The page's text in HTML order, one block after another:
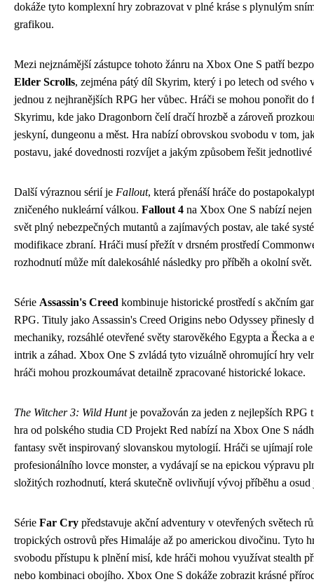
dokáže tyto komplexní hry zobrazovat v plné kráse s plynulým
grafikou.
Mezi nejznámější zástupce tohoto žánru na Xbox One S patří
Elder Scrolls, zejména pátý díl Skyrim, který i po letech od svého
jednou z nejhranějších RPG her vůbec. Hráči se mohou ponořit do
Skyrimu, kde jako Dragonborn čelí dračí hrozbě a zároveň
jeskyní, dungeonu a měst. Hra nabízí obrovskou svobodu v tom,
postavu, jaké dovednosti rozvíjet a jakým způsobem řešit
Další výraznou sérií je Fallout, která přenáší hráče do
zničeného nukleární válkou. Fallout 4 na Xbox One S nabízí
svět plný nebezpečných mutantů a zajímavých postav, ale také
modifikace zbraní. Hráči musí přežít v drsném prostředí
rozhodnutí může mít dalekosáhlé následky pro příběh a okolní svět.
Série Assassin's Creed kombinuje historické prostředí s akčním
RPG. Tituly jako Assassin's Creed Origins nebo Odyssey přinesly
mechaniky, rozsáhlé otevřené světy starověkého Egypta a Řecka a
intrik a záhad. Xbox One S zvládá tyto vizuálně ohromující hry
hráči mohou prozkoumávat detailně zpracované historické lokace.
The Witcher 3: Wild Huntje považován za jeden z nejlepších RPG
hra od polského studia CD Projekt Red nabízí na Xbox One S
fantasy svět inspirovaný slovanskou mytologií. Hráči se ujímají
profesionálního lovce monster, a vydávají se na epickou výpravu
složitých rozhodnutí, která skutečně ovlivňují vývoj příběhu a
Série Far Cry představuje akční adventury v otevřených světech
tropických ostrovů přes Himaláje až po americkou divočinu. Tyto
svobodu přístupu k plnění misí, kde hráči mohou využívat stealth
nebo kombinaci obojího. Xbox One S dokáže zobrazit krásné